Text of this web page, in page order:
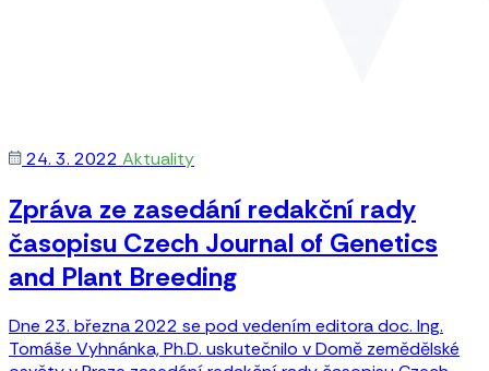
24. 3. 2022 Aktuality
Zpráva ze zasedání redakční rady
časopisu Czech Journal of Genetics
and Plant Breeding
Dne 23. března 2022 se pod vedením editora doc. Ing.
Tomáše Vyhnánka, Ph.D. uskutečnilo v Domě zemědělské